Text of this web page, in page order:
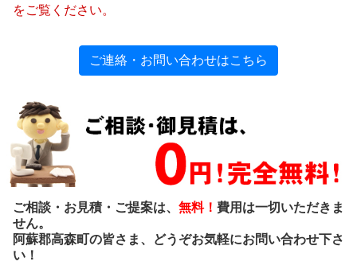
をご覧ください。
ご連絡・お問い合わせはこちら
ご相談・お見積・ご提案は、 無料！ 費用は一切いただきま
せん。
阿蘇郡高森町の皆さま、どうぞお気軽にお問い合わせ下さ
い！